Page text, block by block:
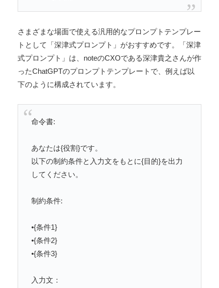
さまざまな場面で使える汎用的なプロンプトテンプレー
トとして「深津式プロンプト」がおすすめです。「深津
式プロンプト」は、noteのCXOである深津貴之さんが作
ったChatGPTのプロンプトテンプレートで、例えば以
下のように構成されています。
命令書:
あなたは{役割}です。
以下の制約条件と入力文をもとに{目的}を出力
してください。
制約条件:
•{条件1}
•{条件2}
•{条件3}
入力文：